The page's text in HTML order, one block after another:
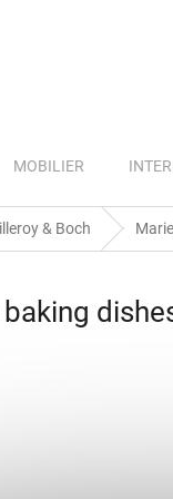
MOBILIER
& Boch